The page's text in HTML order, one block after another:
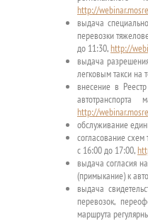
http://
выдача
перевозки
до 11:30,http://
выдача
легковым такси на
внесение в
http://
обслуживание
согласование
с 16:00 до 17:00,
выдача согласия
(примыкание) к
выдача
перевозок,
маршрута